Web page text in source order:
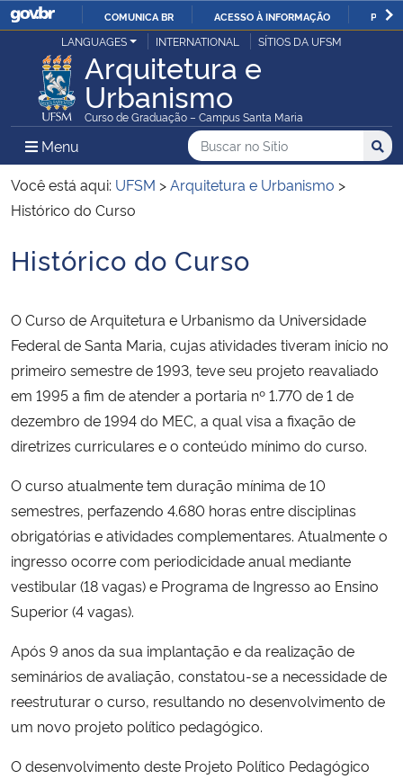
IR
PARA
O
CONTEÚDO
COMUNICA BR ACESSO À INFORMAÇÃO
Ministério da Justiça e Segurança Pública
Ministério da Defesa
Ministério das Relações Exteriores
Ministério da Infraestrutura
Ministério da Agricultura, Pecuária e Abastecimento
Ministério da Educação
Ministério da Cidadania
Ministério de Minas e Energia
Ministério da Ciência, Tecnologia, Inovações e Comunicações
Ministério do Meio Ambiente
Ministério do Turismo
Ministério do Desenvolvimento Regional
LANGUAGES INTERNATIONAL SÍTIOS DA UFSM
Arquitetura e
Urbanismo
Curso de Graduação – Campus Santa Maria
Menu Menu Principal do Sítio
Busca
Buscar no no Sítio
Busca:
Você está aqui: UFSM >Arquitetura e Urbanismo >
Histórico do Curso
Início do conteúdo
Histórico do Curso
O Curso de Arquitetura e Urbanismo da Universidade
Federal de Santa Maria, cujas atividades tiveram início no
primeiro semestre de 1993, teve seu projeto reavaliado
em 1995 a fim de atender a portaria nº 1.770 de 1 de
dezembro de 1994 do MEC, a qual visa a fixação de
diretrizes curriculares e o conteúdo mínimo do curso.
O curso atualmente tem duração mínima de 10
semestres, perfazendo 4.680 horas entre disciplinas
obrigatórias e atividades complementares. Atualmente o
ingresso ocorre com periodicidade anual mediante
vestibular (18 vagas) e Programa de Ingresso ao Ensino
Superior (4 vagas).
Após 9 anos da sua implantação e da realização de
seminários de avaliação, constatou-se a necessidade de
reestruturar o curso, resultando no desenvolvimento de
um novo projeto político pedagógico.
O desenvolvimento deste Projeto Político Pedagógico